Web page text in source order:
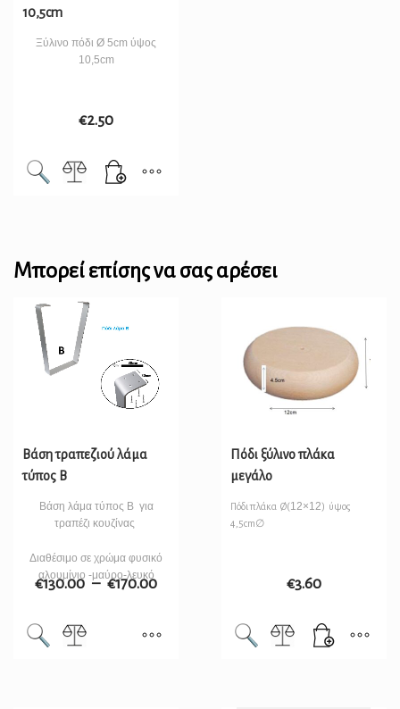
10,5cm
Ξύλινο πόδι Ø 5cm ύψος
10,5cm
€2.50
Μπορεί επίσης να σας αρέσει
Βάση τραπεζιού λάμα
τύπος Β
Βάση λάμα τύπος Β για
τραπέζι κουζίνας
Διαθέσιμο σε χρώμα φυσικό
αλουμίνιο -μαύρο-λευκό
€130.00 – €170.00
Πόδι ξύλινο πλάκα
μεγάλο
Πόδι πλάκα Ø(12×12) ύψος
4,5cm∅
€3.60